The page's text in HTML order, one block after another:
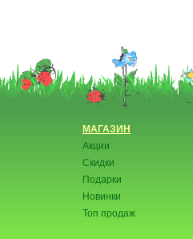
МАГАЗИН
Акции
Скидки
Подарки
Новинки
Топ продаж